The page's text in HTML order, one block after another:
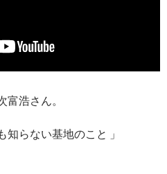
浩さん。
らない基地のこと 」